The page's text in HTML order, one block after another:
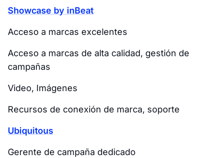
Showcase by inBeat
Acceso a marcas excelentes
Acceso a marcas de alta calidad, gestión de
campañas
Video, Imágenes
Recursos de conexión de marca, soporte
Ubiquitous
Gerente de campaña dedicado